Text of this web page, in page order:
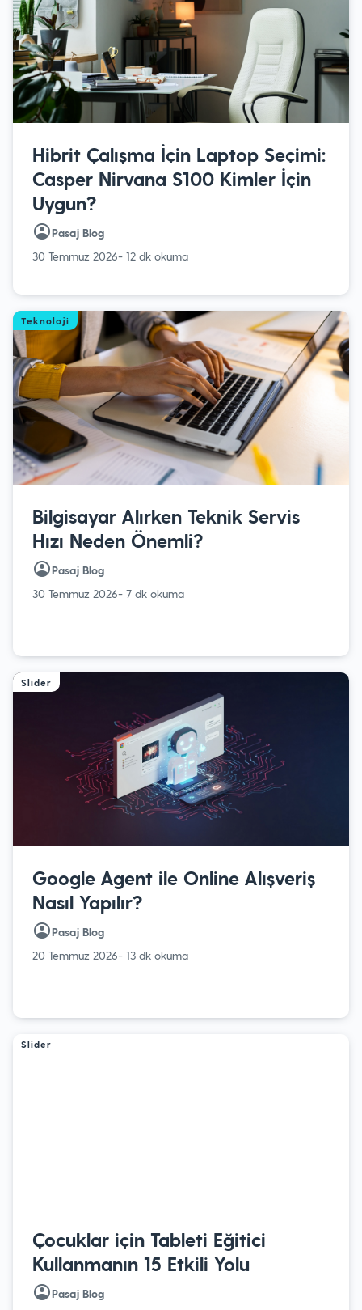
Hibrit Çalışma İçin Laptop Seçimi:
Casper Nirvana S100 Kimler İçin
Uygun?
Pasaj Blog
30 Temmuz 2026- 12 dk okuma
Teknoloji
Bilgisayar Alırken Teknik Servis
Hızı Neden Önemli?
Pasaj Blog
30 Temmuz 2026- 7 dk okuma
Slider
Google Agent ile Online Alışveriş
Nasıl Yapılır?
Pasaj Blog
20 Temmuz 2026- 13 dk okuma
Slider
Çocuklar için Tableti Eğitici
Kullanmanın 15 Etkili Yolu
Pasaj Blog